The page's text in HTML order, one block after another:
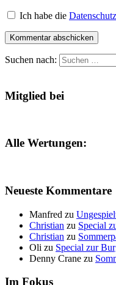
Ich habe die
Kommentar abschicken
Suchen nach:
Mitglied bei
Alle Wertungen:
Neueste Kommentare
Manfred zu
Christian zu Special
Christian zu
Oli zu Special zur
Denny Crane zu
Im Fokus